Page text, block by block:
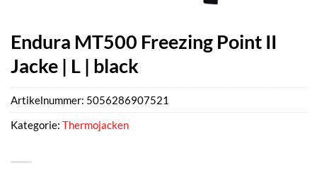
Endura MT500 Freezing Point II
Jacke | L | black
Artikelnummer: 5056286907521
Kategorie: Thermojacken